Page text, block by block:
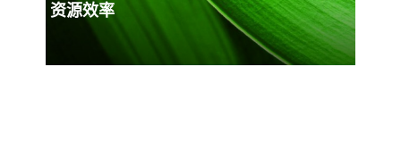
资源效率